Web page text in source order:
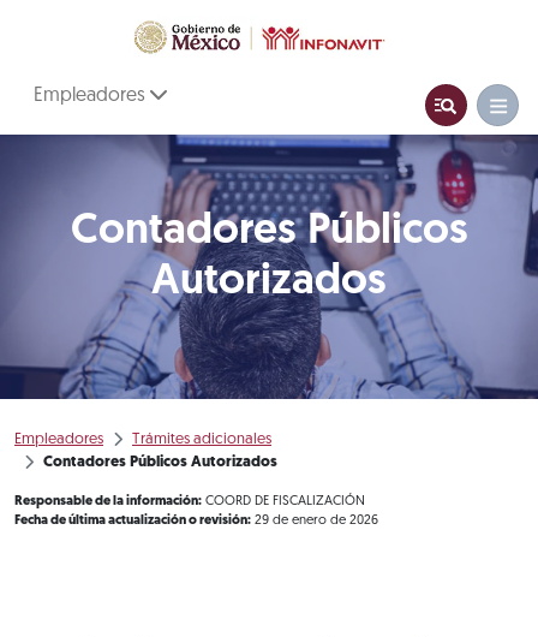
Empleadores
Contadores Públicos
Autorizados
Empleadores
Trámites adicionales
Contadores Públicos Autorizados
Responsable de la información: COORD DE FISCALIZACIÓN
Fecha de última actualización o revisión: 29 de enero de 2026